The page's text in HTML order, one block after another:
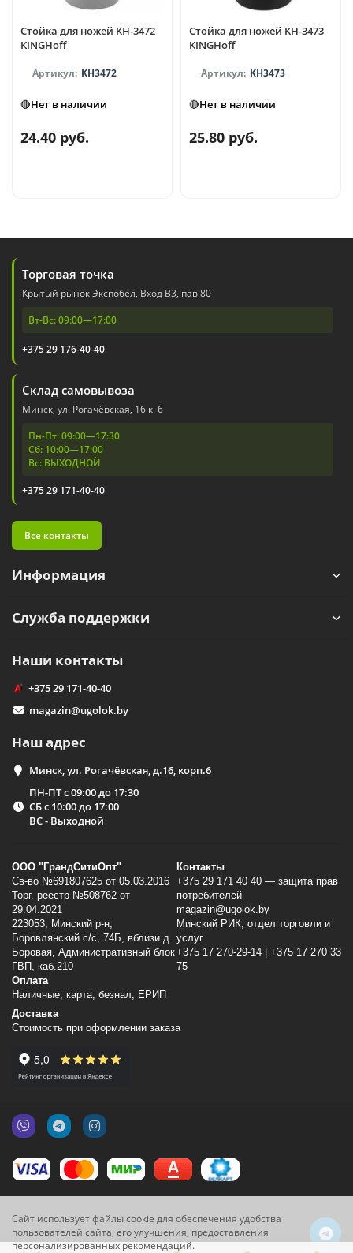
Стойка для ножей KH-3472
KINGHoff
KH3472
🔴Нет в наличии
24.40 руб.
Стойка для ножей KH-3473
KINGHoff
KH3473
🔴Нет в наличии
25.80 руб.
Сайт использует файлы cookie для обеспечения удобства
пользователей сайта, его улучшения, предоставления
персонализированных рекомендаций.
Торговая точка
Крытый рынок Экспобел, Вход В3, пав 80
Вт-Вс: 09:00—17:00
+375 29 176-40-40
Склад самовывоза
Минск, ул. Рогачёвская, 16 к. 6
Пн-Пт: 09:00—17:30
Сб: 10:00—17:00
Вс: ВЫХОДНОЙ
+375 29 171-40-40
Все контакты
Информация
Служба поддержки
Наши контакты
+375 29 171-40-40
magazin@ugolok.by
Наш адрес
Минск, ул. Рогачёвская, д.16, корп.6
ПН-ПТ с 09:00 до 17:30
СБ с 10:00 до 17:00
ВС - Выходной
ООО "ГрандСитиОпт"
Св-во №691807625 от 05.03.2016
Торг. реестр №508762 от
29.04.2021
223053, Минский p-н,
Боровлянский с/с, 74Б, вблизи д.
Боровая, Административный блок
ГВП, каб.210
Контакты
+375 29 171 40 40 — защита прав
потребителей
magazin@ugolok.by
Минский РИК, отдел торговли и
услуг
+375 17 270-29-14 | +375 17 270 33
75
Оплата
Наличные, карта, безнал, ЕРИП
Доставка
Стоимость при оформлении заказа